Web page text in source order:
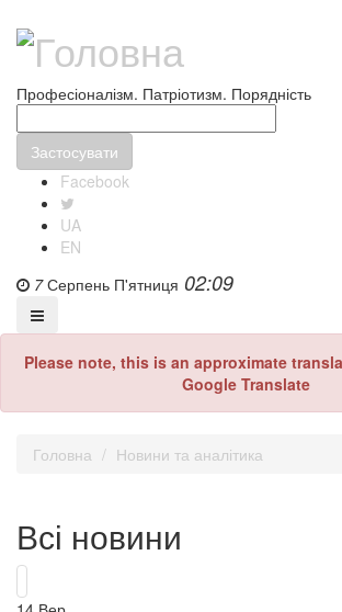
Професіоналізм. Патріотизм. Порядність
Facebook
UA
EN
7Серпень П'ятниця 02:09
Please note, this is an approximate
Google Translate
Головна Новини та аналітика
Всі новини